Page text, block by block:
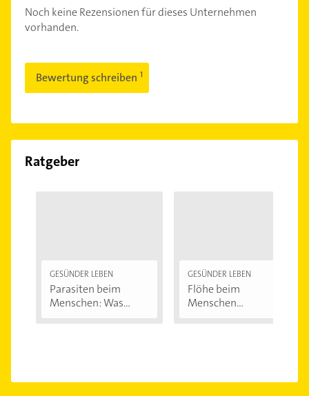
Noch keine Rezensionen für dieses Unternehmen
vorhanden.
Bewertung schreiben
Ratgeber
GESÜNDER LEBEN
Parasiten beim
Menschen: Was
GESÜNDER LEBEN
Flöhe beim
Menschen